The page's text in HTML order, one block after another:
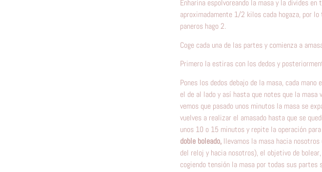
Enharina espolvoreando la masa y la divides
aproximadamente 1/2 kilos cada hogaza, por
paneros hago 2.
Coge cada una de las partes y comienza a
Primero la estiras con los dedos y
Pones los dedos debajo de la masa, cada
el de al lado y así hasta que notes que la masa
vemos que pasado unos minutos la masa se
vuelves a realizar el amasado hasta que se
unos 10 o 15 minutos y repite la operación
doble boleado,llevamos la masa hacia
del reloj y hacia nosotros), el objetivo de
cogiendo tensión la masa por todas sus partes